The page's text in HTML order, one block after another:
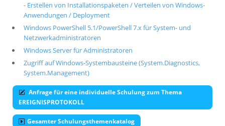
- Erstellen von Installationspaketen / Verteilen von Windows-
Anwendungen / Deployment
Windows PowerShell 5.1/PowerShell 7.x für System- und
Netzwerkadministratoren
Windows Server für Administratoren
Zugriff auf Windows-Systembausteine (System.Diagnostics,
System.Management)
Anfrage für eine individuelle Schulung zum Thema
EREIGNISPROTOKOLL
Gesamter Schulungsthemenkatalog